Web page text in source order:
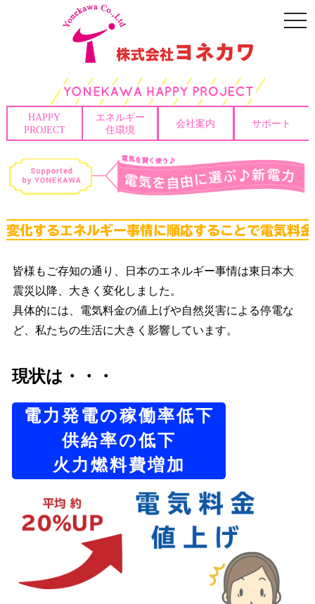
HAPPY
PROJECT
エネルギー
住環境
会社案内 サポート
皆様もご存知の通り、日本のエネルギー事情は東日本大
震災以降、大きく変化しました。
具体的には、電気料金の値上げや自然災害による停電な
ど、私たちの生活に大きく影響しています。
現状は・・・
電力発電の稼働率低下
供給率の低下
火力燃料費増加